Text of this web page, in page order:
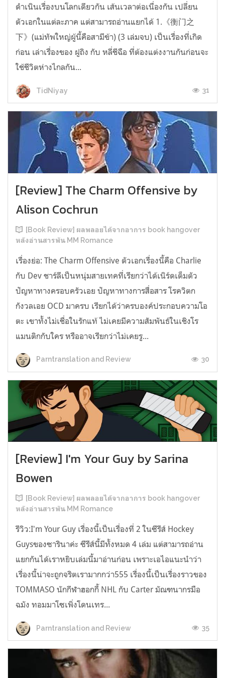
ดำเนินเรื่องบนโลกเดียวกัน เส้นเวลาต่อเนื่องกัน เปลี่ยน
ตัวเอกในแต่ละภาค แต่สามารถอ่านแยกได้ 1.《衡门之
下》(แม่ทัพใหญ่ผู้นี้คือสามีข้า) (3 เล่มจบ) เป็นเรื่องที่เกิด
ก่อน เล่าเรื่องของ ฝูถิง กับ หลี่ชีฉือ ที่ต้องแต่งงานกันก่อนจะ
ใช้ชีวิตห่างไกลกัน...
TidNiyay 31
[Review] The Charm Offensive by
Alison Cochrun
[Book Review] ผลพลอยได้จากอาการ book hangover
หลังอ่านสารพัน MM Romance
เรื่องย่อ: The Charm Offensive ตัวเอกเรื่องนี้คือ Charlie
กับ Dev ชาร์ลีเป็นหนุ่มสายเทคที่เรียกว่าได้เนิร์ดเต็มตัว
ปัญหาทางครอบครัวเอย ปัญหาทางการสื่อสาร โรควิตก
กังวลเอย OCD มาครบ เรียกได้ว่าครบองค์ประกอบความโอ
ตะ เขาทั้งไม่เชื่อในรักแท้ ไม่เคยมีความสัมพันธ์ในเชิงโร
แมนติกกับใคร หรืออาจเรียกว่าไม่เคยรู...
Parntranslation and Review 30
[Review] I'm Your Guy by Sarina
Bowen
[Book Review] ผลพลอยได้จากอาการ book hangover
หลังอ่านสารพัน MM Romance
รีวิว:I'm Your Guy เรื่องนี้เป็นเรื่องที่ 2 ในซีรีส์ Hockey
Guysของซารินาค่ะ ซีรีส์นี้มีทั้งหมด 4 เล่ม แต่สามารถอ่าน
แยกกันได้เราหยิบเล่มนี้มาอ่านก่อน เพราะเอไอแนะนำว่า
เรื่องนี้น่าจะถูกจริตเรามากกว่า555 เรื่องนี้เป็นเรื่องราวของ
TOMMASO นักกีฬาฮอกกี้ NHL กับ Carter มัณฑนากรมือ
ฉมัง ทอมมาโซเพิ่งโดนเทร...
Parntranslation and Review 35